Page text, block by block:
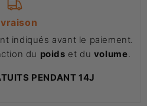
indiqués avant le paiement.
du poids et du volume
PENDANT 14J